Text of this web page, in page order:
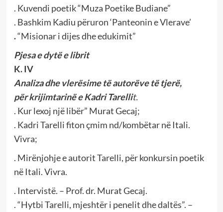
. Kuvendi poetik “Muza Poetike Budiane”
. Bashkim Kadiu përuron ‘Panteonin e Vlerave’
.“Misionar i dijes dhe edukimit”
Pjesa e dytë e librit
K. IV
Analiza dhe vlerësime tëautorëve të tjerë,
për krijimtarinë e Kadri Tarellit.
. Kur lexoj një libër” Murat Gecaj;
. Kadri Tarelli fiton çmim nd/kombëtar në Itali.
Vivra;
. Mirënjohje e autorit Tarelli, për konkursin poetik
në Itali. Vivra.
. Intervistë. – Prof. dr. Murat Gecaj.
. “Hytbi Tarelli, mjeshtër i penelit dhe daltës”. –